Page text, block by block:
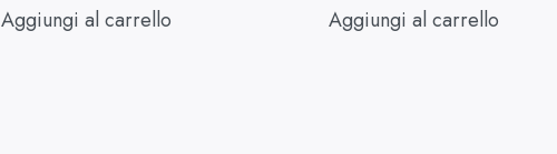
Aggiungi al carrello Aggiungi al carrello